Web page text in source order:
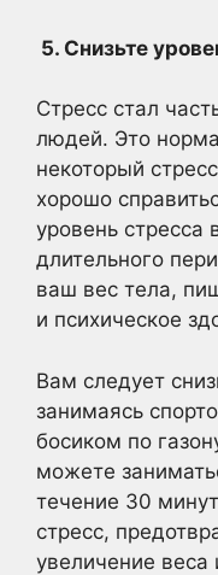
5. Снизьте
Стресс стал
людей. Это
некоторый
хорошо
уровень стресса
длительного
ваш вес тела,
и психическое
Вам следует
занимаясь
босиком по
можете
течение 30
стресс,
увеличение веса